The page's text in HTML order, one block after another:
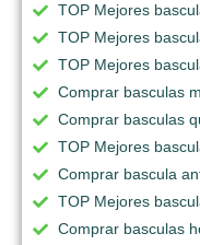
TOP Mejores
TOP Mejores
TOP Mejores
Comprar basculas
Comprar basculas
TOP Mejores
Comprar bascula
TOP Mejores
Comprar basculas